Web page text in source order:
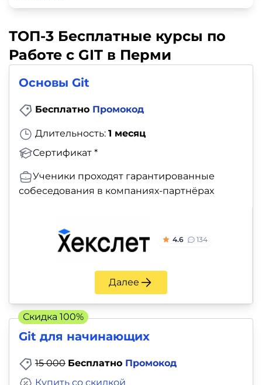
ТОП-3 Бесплатные курсы по
Работе с GIT в Перми
Основы Git
Бесплатно Промокод
Длительность: 1 месяц
Сертификат *
Ученики проходят гарантированные
собеседования в компаниях-партнёрах
4.6 134
Далее
Git для начинающих
15 000 Бесплатно Промокод
Купить со скидкой
Скидка 100%